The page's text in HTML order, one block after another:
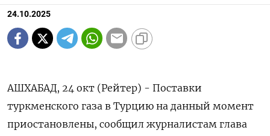
24.10.2025
АШХАБАД, 24 окт (Рейтер) - Поставки
туркменского газа в Турцию на данный момент
приостановлены, сообщил журналистам глава